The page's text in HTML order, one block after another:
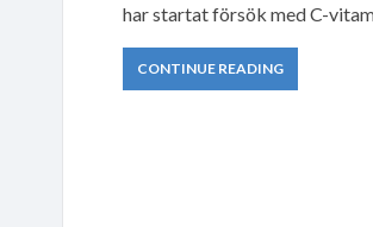
har startat försök med C-
CONTINUE READING